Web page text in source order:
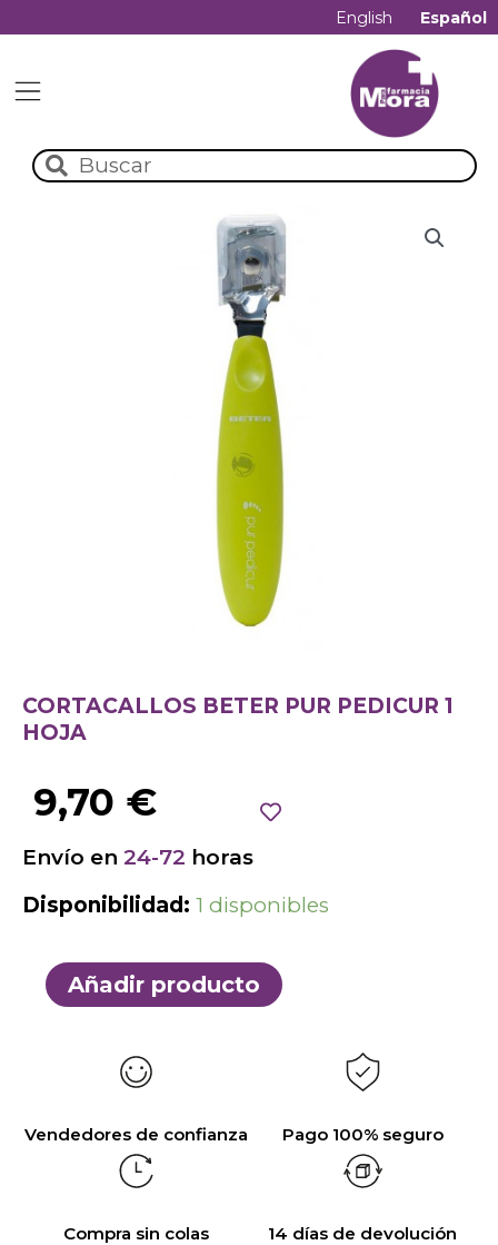
English Español
CORTACALLOS BETER PUR PEDICUR 1
HOJA
9,70 €
Envío en 24-72 horas
Disponibilidad: 1 disponibles
Añadir producto
Vendedores de confianza Pago 100% seguro
Compra sin colas 14 días de devolución